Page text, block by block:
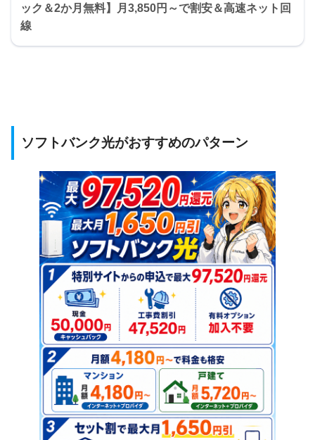
ック＆2か月無料】月3,850円～で割安＆高速ネット回
線
ソフトバンク光がおすすめのパターン